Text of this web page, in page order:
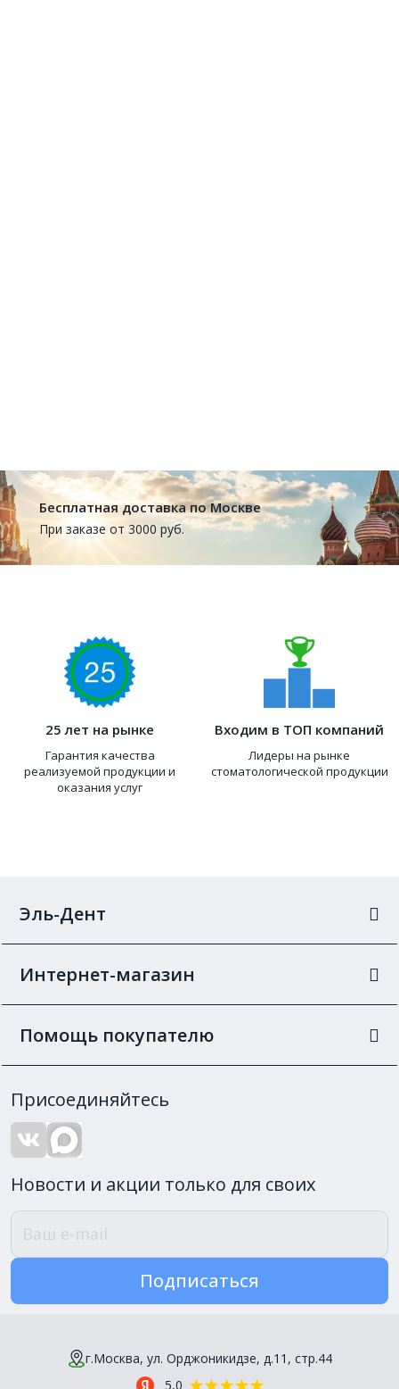
Бесплатная доставка по Москве
При заказе от 3000 руб.
25 лет на рынке
Гарантия качества
реализуемой продукции и
оказания услуг
Входим в ТОП компаний
Лидеры на рынке
стоматологической продукции
Эль-Дент
Интернет-магазин
Помощь покупателю
Присоединяйтесь
Новости и акции только для своих
Подписаться
г.Москва, ул. Орджоникидзе, д.11, стр.44
5,0